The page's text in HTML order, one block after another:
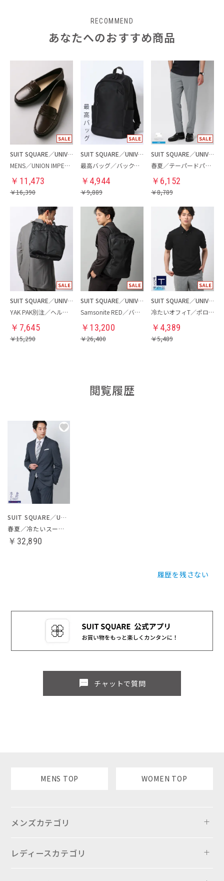
RECOMMEND
あなたへのおすすめ商品
SUIT SQUARE／UNIVERSAL LANGUAGE
MENS／UNION IMPERIAL監修／コインローファー
￥ 11,473
￥16,390
SUIT SQUARE／UNIVERSAL LANGUAGE
最高バッグ／バックパック
￥ 4,944
￥9,889
SUIT SQUARE／UNIVERSAL LANGUAGE
春夏／テーパードパンツ
￥ 6,152
￥8,789
SUIT SQUARE／UNIVERSAL LANGUAGE
YAK PAK別注／ヘルメットバッグ
￥ 7,645
￥15,290
SUIT SQUARE／UNIVERSAL LANGUAGE
Samsonite RED／バックパック
￥ 13,200
￥26,400
SUIT SQUARE／UNIVERSAL LANGUAGE
冷たいオフィT／ポロシャツ
￥ 4,389
￥5,489
閲覧履歴
SUIT SQUARE／UNIVERSAL LANGUAGE
春夏／冷たいスーツ～Jersey～
￥32,890
履歴を残さない
sms チャットで質問
MENS TOP WOMEN TOP
メンズカテゴリ
レディースカテゴリ